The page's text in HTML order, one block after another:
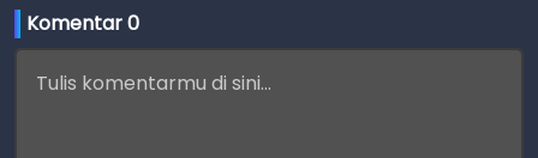
Komentar 0